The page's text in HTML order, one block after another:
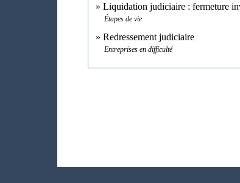
Liquidation judiciaire : fermeture
Étapes de vie
Redressement judiciaire
Entreprises en difficulté